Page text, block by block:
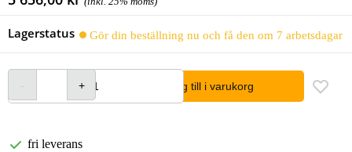
Lagerstatus Gör din beställning nu och få den om 7 arbetsdagar
lägg till i varukorg
fri leverans